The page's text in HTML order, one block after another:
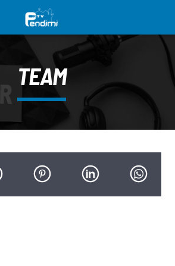
in the database]
TEAM